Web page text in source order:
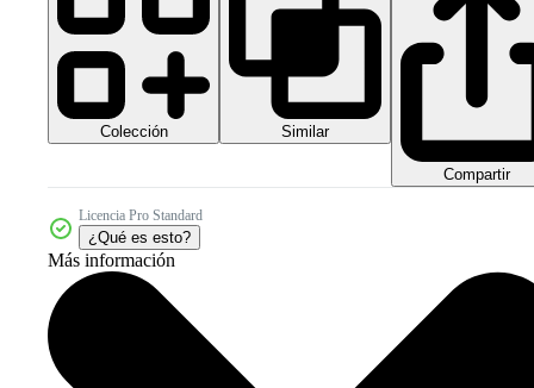
Colección Similar
Compartir
Licencia Pro Standard
¿Qué es esto?
Más información